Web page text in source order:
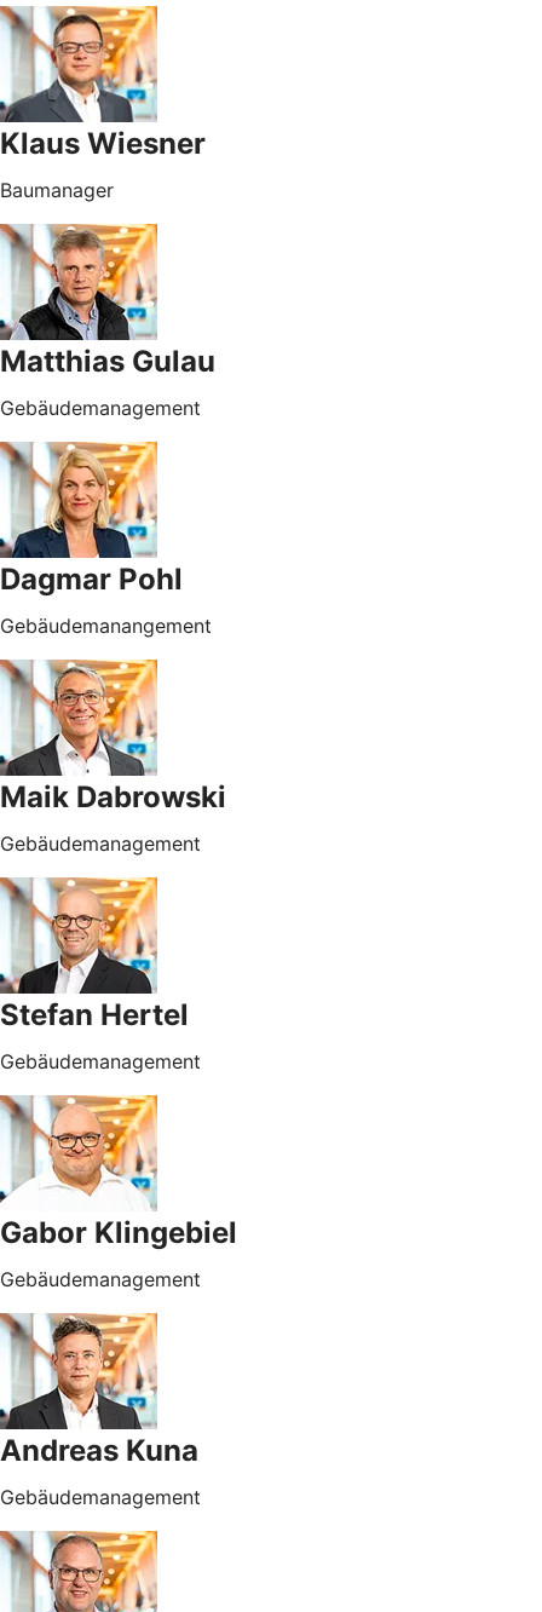
Klaus Wiesner
Baumanager
Matthias Gulau
Gebäudemanagement
Dagmar Pohl
Gebäudemanangement
Maik Dabrowski
Gebäudemanagement
Stefan Hertel
Gebäudemanagement
Gabor Klingebiel
Gebäudemanagement
Andreas Kuna
Gebäudemanagement